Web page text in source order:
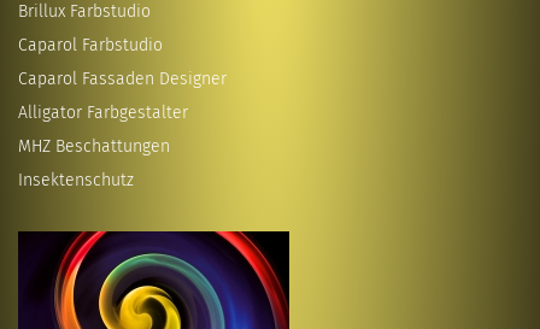
Brillux Farbstudio
Caparol Farbstudio
Caparol Fassaden Designer
Alligator Farbgestalter
MHZ Beschattungen
Insektenschutz